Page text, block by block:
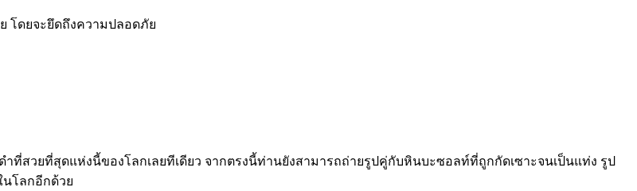
โดยจะยึดถึงความปลอดภัย
ที่สวยที่สุดแห่งนี้ของโลกเลยทีเดียว จากตรงนี้ท่านยังสามารถถ่ายรูปคู่กับหินบะซอลท์ที่ถูกกัดเซาะจนเป็นแท่ง รูป
นโลกอีกด้วย